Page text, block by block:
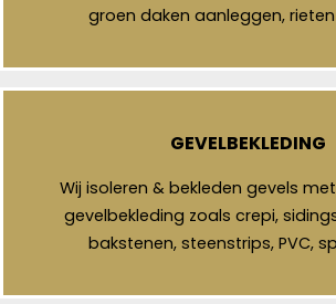
groen daken aanleggen,
GEVELBEKLEDING
Wij isoleren & bekleden gevels
gevelbekleding zoals crepi,
bakstenen, steenstrips, PVC,